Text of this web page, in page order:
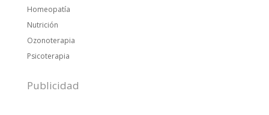
Homeopatía
Nutrición
Ozonoterapia
Psicoterapia
Publicidad